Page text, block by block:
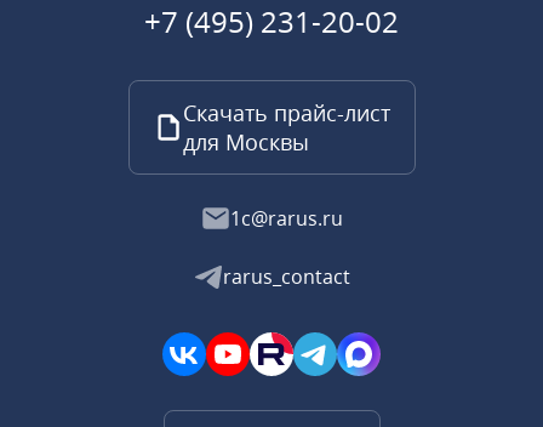
+7 (495) 231-20-02
Скачать прайс-лист
для Москвы
1c@rarus.ru
rarus_contact